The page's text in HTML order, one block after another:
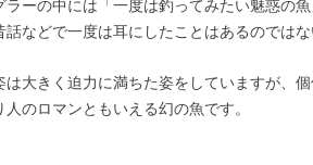
ラーの中には「一度は釣ってみたい魅惑の
話などで一度は耳にしたことはあるのでは
は大きく迫力に満ちた姿をしていますが、
人のロマンともいえる幻の魚です。